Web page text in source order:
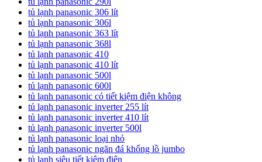
tủ lạnh panasonic 306 lít
tủ lạnh panasonic 306l
tủ lạnh panasonic 363 lít
tủ lạnh panasonic 368l
tủ lạnh panasonic 410
tủ lạnh panasonic 410 lít
tủ lạnh panasonic 500l
tủ lạnh panasonic 600l
tủ lạnh panasonic có tiết kiệm điện không
tủ lạnh panasonic inverter 255 lít
tủ lạnh panasonic inverter 410 lít
tủ lạnh panasonic inverter 500l
tủ lạnh panasonic loại nhỏ
tủ lạnh panasonic ngăn đá khổng lồ jumbo
tủ lạnh siêu tiết kiệm điện